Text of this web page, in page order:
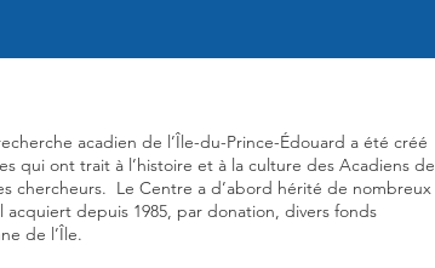
acadien de l’Île-du-Prince-Édouard a été créé
qui ont trait à l’histoire et à la culture des Acadiens de
chercheurs. Le Centre a d’abord hérité de nombreux
depuis 1985, par donation, divers fonds
de l’Île.